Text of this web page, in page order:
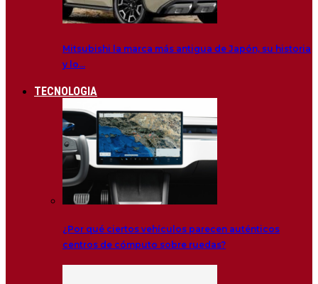
Mitsubishi la marca más antigua de Japón, su historia
y lo…
TECNOLOGIA
¿Por qué ciertos vehículos parecen auténticos
centros de cómputo sobre ruedas?